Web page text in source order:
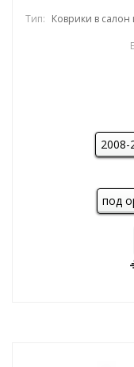
Тип: Коврики в
2008-
под